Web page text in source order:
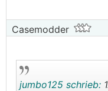
Casemodder
jumbo125 schrieb: